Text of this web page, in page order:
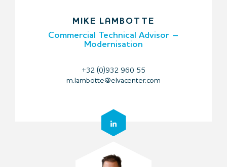
MIKE LAMBOTTE
Commercial Technical Advisor –
Modernisation
+32 (0)932 960 55
m.lambotte@elvacenter.com